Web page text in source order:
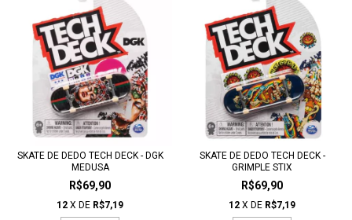
SKATE DE DEDO TECH DECK - DGK
MEDUSA
R$69,90
12 X DE R$7,19
SKATE DE DEDO TECH DECK -
GRIMPLE STIX
R$69,90
12 X DE R$7,19